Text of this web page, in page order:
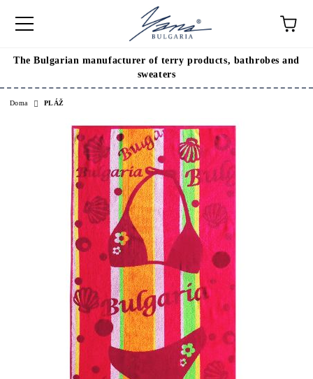
The Bulgarian manufacturer of terry products, bathrobes and
sweaters
Doma PLÁŽ